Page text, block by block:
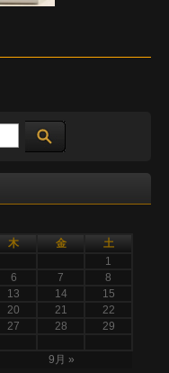
木 金
土
1
6 7
8
13 14
15
20 21
22
27 28
29
9月 »